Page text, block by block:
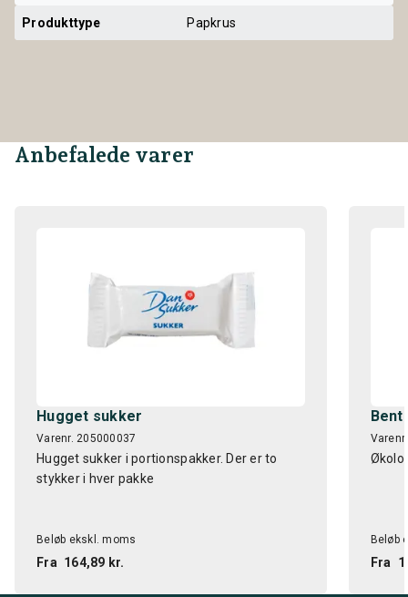
Produkttype Papkrus
Anbefalede varer
Hugget sukker
Varenr. 205000037
Hugget sukker i portionspakker. Der er to
stykker i hver pakke
Beløb ekskl. moms
Fra 164,89 kr.
Beløb
Fra